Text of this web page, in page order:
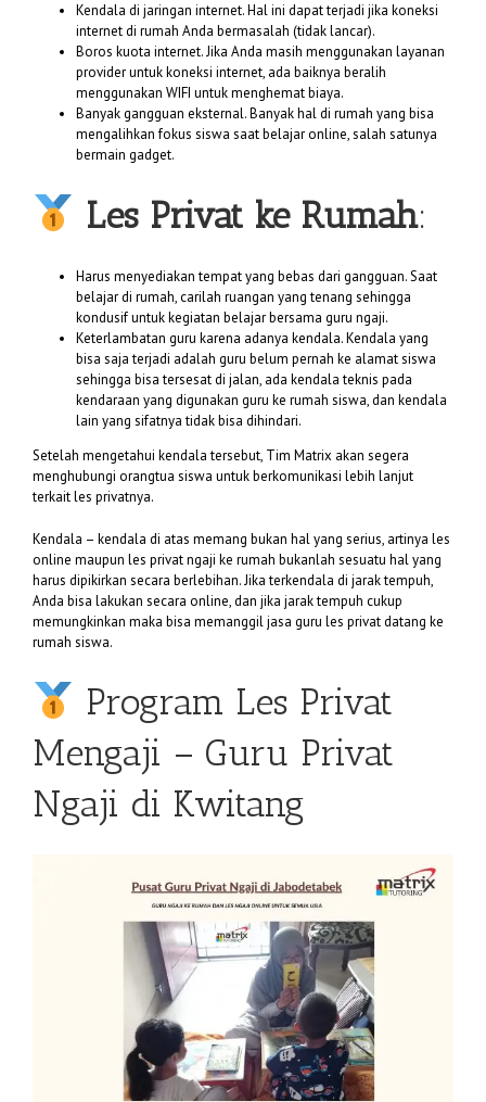
Kendala di jaringan internet. Hal ini dapat terjadi jika koneksi
internet di rumah Anda bermasalah (tidak lancar).
Boros kuota internet. Jika Anda masih menggunakan layanan
provider untuk koneksi internet, ada baiknya beralih
menggunakan WIFI untuk menghemat biaya.
Banyak gangguan eksternal. Banyak hal di rumah yang bisa
mengalihkan fokus siswa saat belajar online, salah satunya
bermain gadget.
Les Privat ke Rumah:
Harus menyediakan tempat yang bebas dari gangguan. Saat
belajar di rumah, carilah ruangan yang tenang sehingga
kondusif untuk kegiatan belajar bersama guru ngaji.
Keterlambatan guru karena adanya kendala. Kendala yang
bisa saja terjadi adalah guru belum pernah ke alamat siswa
sehingga bisa tersesat di jalan, ada kendala teknis pada
kendaraan yang digunakan guru ke rumah siswa, dan kendala
lain yang sifatnya tidak bisa dihindari.
Setelah mengetahui kendala tersebut, Tim Matrix akan segera
menghubungi orangtua siswa untuk berkomunikasi lebih lanjut
terkait les privatnya.
Kendala – kendala di atas memang bukan hal yang serius, artinya les
online maupun les privat ngaji ke rumah bukanlah sesuatu hal yang
harus dipikirkan secara berlebihan. Jika terkendala di jarak tempuh,
Anda bisa lakukan secara online, dan jika jarak tempuh cukup
memungkinkan maka bisa memanggil jasa guru les privat datang ke
rumah siswa.
Program Les Privat
Mengaji – Guru Privat
Ngaji di Kwitang